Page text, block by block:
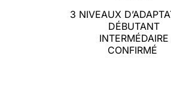
3 NIVEAUX
DÉBUTANT
INTERMÉDAIRE
CONFIRMÉ